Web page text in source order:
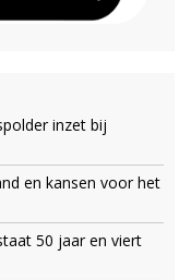
inzet bij
en kansen voor het
50 jaar en viert